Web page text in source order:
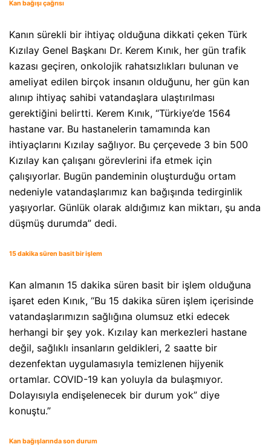
Kan bağışı çağrısı
Kanın sürekli bir ihtiyaç olduğuna dikkati çeken Türk
Kızılay Genel Başkanı Dr. Kerem Kınık, her gün trafik
kazası geçiren, onkolojik rahatsızlıkları bulunan ve
ameliyat edilen birçok insanın olduğunu, her gün kan
alınıp ihtiyaç sahibi vatandaşlara ulaştırılması
gerektiğini belirtti. Kerem Kınık, “Türkiye’de 1564
hastane var. Bu hastanelerin tamamında kan
ihtiyaçlarını Kızılay sağlıyor. Bu çerçevede 3 bin 500
Kızılay kan çalışanı görevlerini ifa etmek için
çalışıyorlar. Bugün pandeminin oluşturduğu ortam
nedeniyle vatandaşlarımız kan bağışında tedirginlik
yaşıyorlar. Günlük olarak aldığımız kan miktarı, şu anda
düşmüş durumda” dedi.
15 dakika süren basit bir işlem
Kan almanın 15 dakika süren basit bir işlem olduğuna
işaret eden Kınık, “Bu 15 dakika süren işlem içerisinde
vatandaşlarımızın sağlığına olumsuz etki edecek
herhangi bir şey yok. Kızılay kan merkezleri hastane
değil, sağlıklı insanların geldikleri, 2 saatte bir
dezenfektan uygulamasıyla temizlenen hijyenik
ortamlar. COVID-19 kan yoluyla da bulaşmıyor.
Dolayısıyla endişelenecek bir durum yok” diye
konuştu.”
Kan bağışlarında son durum